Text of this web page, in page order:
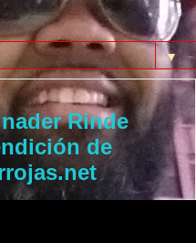
▼
Rinde
de